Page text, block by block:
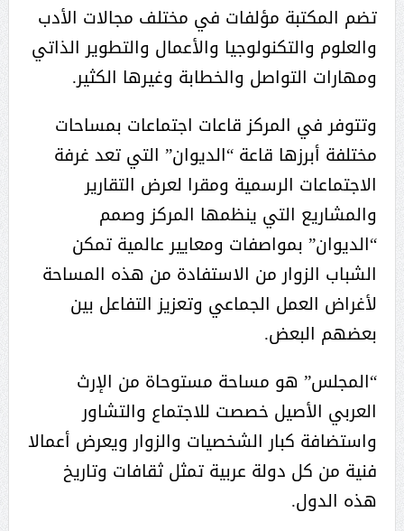
تضم المكتبة مؤلفات في مختلف مجالات الأدب
والعلوم والتكنولوجيا والأعمال والتطوير الذاتي
ومهارات التواصل والخطابة وغيرها الكثير.
وتتوفر في المركز قاعات اجتماعات بمساحات
مختلفة أبرزها قاعة “الديوان” التي تعد غرفة
الاجتماعات الرسمية ومقرا لعرض التقارير
والمشاريع التي ينظمها المركز وصمم
“الديوان” بمواصفات ومعايير عالمية تمكن
الشباب الزوار من الاستفادة من هذه المساحة
لأغراض العمل الجماعي وتعزيز التفاعل بين
بعضهم البعض.
“المجلس” هو مساحة مستوحاة من الإرث
العربي الأصيل خصصت للاجتماع والتشاور
واستضافة كبار الشخصيات والزوار ويعرض أعمالا
فنية من كل دولة عربية تمثل ثقافات وتاريخ
هذه الدول.